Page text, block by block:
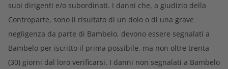
suoi dirigenti e/o subordinati. I danni che, a giudizio della
Controparte, sono il risultato di un dolo o di una grave
negligenza da parte di Bambelo, devono essere segnalati a
Bambelo per iscritto il prima possibile, ma non oltre trenta
(30) giorni dal loro verificarsi. I danni non segnalati a Bambelo